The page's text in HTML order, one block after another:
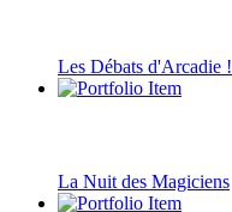
Les Débats d'Arcadie !
La Nuit des Magiciens